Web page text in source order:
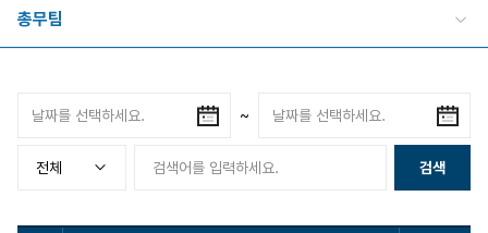
총무팀
~
검색